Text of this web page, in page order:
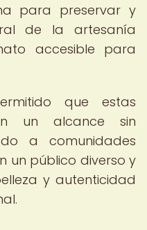
para preservar y
de la artesanía
accesible para
que estas
un alcance sin
a comunidades
un público diverso y
y autenticidad